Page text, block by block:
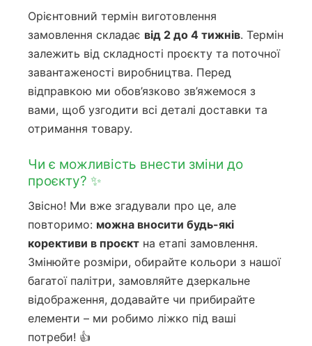
Орієнтовний термін виготовлення
замовлення складає від 2 до 4 тижнів. Термін
залежить від складності проєкту та поточної
завантаженості виробництва. Перед
відправкою ми обов’язково зв’яжемося з
вами, щоб узгодити всі деталі доставки та
отримання товару.
Чи є можливість внести зміни до
проєкту? ✨
Звісно! Ми вже згадували про це, але
повторимо: можна вносити будь-які
корективи в проєкт на етапі замовлення.
Змінюйте розміри, обирайте кольори з нашої
багатої палітри, замовляйте дзеркальне
відображення, додавайте чи прибирайте
елементи – ми робимо ліжко під ваші
потреби! 👍